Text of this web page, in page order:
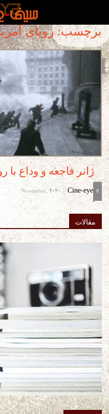
برچسب: رویای
ژانر فاجعه و وداع با
Cine-eye
-
November, 2020 0
مقالات